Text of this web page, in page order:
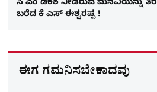
ಸಿ ಎಂ ಡಿಕೆಶಿ ನೀಡಿರುವ ಮನವಿಯನ್ನು
ಬರೆದ ಕೆ ಎಸ್​​ ಈಶ್ವರಪ್ಪ !
ಈಗ ಗಮನಿಸಬೇಕಾದವು